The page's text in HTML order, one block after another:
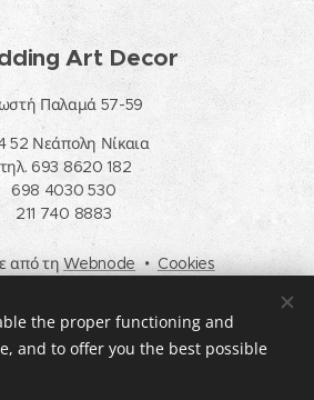
Art Decor
Παλαμά 57-59
52 Νεάπολη Νίκαια
τηλ. 693 8620 182
698 4030 530
211 740 8883
από τηWebnode Cookies
Ελληνικά
English
the proper functioning and
and to offer you the best possible